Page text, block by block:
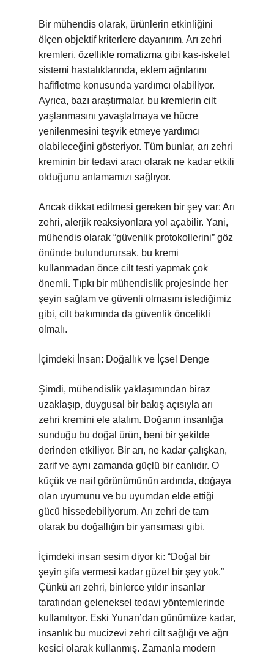
Bir mühendis olarak, ürünlerin etkinliğini
ölçen objektif kriterlere dayanırım. Arı zehri
kremleri, özellikle romatizma gibi kas-iskelet
sistemi hastalıklarında, eklem ağrılarını
hafifletme konusunda yardımcı olabiliyor.
Ayrıca, bazı araştırmalar, bu kremlerin cilt
yaşlanmasını yavaşlatmaya ve hücre
yenilenmesini teşvik etmeye yardımcı
olabileceğini gösteriyor. Tüm bunlar, arı zehri
kreminin bir tedavi aracı olarak ne kadar etkili
olduğunu anlamamızı sağlıyor.
Ancak dikkat edilmesi gereken bir şey var: Arı
zehri, alerjik reaksiyonlara yol açabilir. Yani,
mühendis olarak “güvenlik protokollerini” göz
önünde bulundurursak, bu kremi
kullanmadan önce cilt testi yapmak çok
önemli. Tıpkı bir mühendislik projesinde her
şeyin sağlam ve güvenli olmasını istediğimiz
gibi, cilt bakımında da güvenlik öncelikli
olmalı.
İçimdeki İnsan: Doğallık ve İçsel Denge
Şimdi, mühendislik yaklaşımından biraz
uzaklaşıp, duygusal bir bakış açısıyla arı
zehri kremini ele alalım. Doğanın insanlığa
sunduğu bu doğal ürün, beni bir şekilde
derinden etkiliyor. Bir arı, ne kadar çalışkan,
zarif ve aynı zamanda güçlü bir canlıdır. O
küçük ve naif görünümünün ardında, doğaya
olan uyumunu ve bu uyumdan elde ettiği
gücü hissedebiliyorum. Arı zehri de tam
olarak bu doğallığın bir yansıması gibi.
İçimdeki insan sesim diyor ki: “Doğal bir
şeyin şifa vermesi kadar güzel bir şey yok.”
Çünkü arı zehri, binlerce yıldır insanlar
tarafından geleneksel tedavi yöntemlerinde
kullanılıyor. Eski Yunan’dan günümüze kadar,
insanlık bu mucizevi zehri cilt sağlığı ve ağrı
kesici olarak kullanmış. Zamanla modern